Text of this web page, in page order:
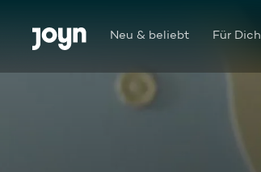
Zum Inhalt springen
Barrierefrei Neu & beliebt Für Dich